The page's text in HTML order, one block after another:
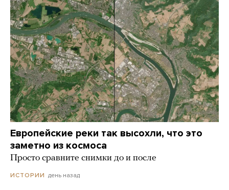
Европейские реки так высохли, что это
заметно из космоса
Просто сравните снимки до и после
ИСТОРИИ день назад